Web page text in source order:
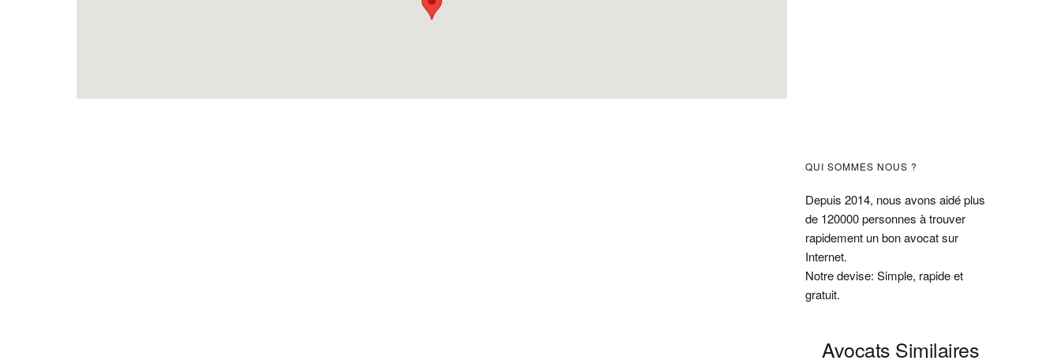
Barre
latérale
principale
QUI SOMMES NOUS ?
Depuis 2014, nous avons aidé plus
de 120000 personnes à trouver
rapidement un bon avocat sur
Internet.
Notre devise: Simple, rapide et
gratuit.
Avocats Similaires